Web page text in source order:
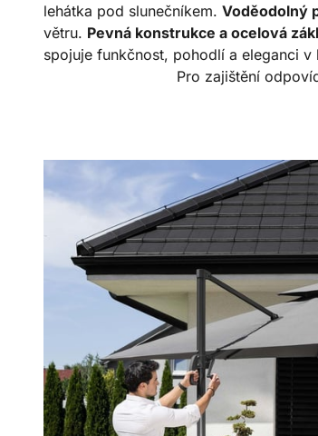
lehátka pod slunečníkem. Voděodolný
větru. Pevná konstrukce a ocelová
spojuje funkčnost, pohodlí a eleganci v
Pro zajištění